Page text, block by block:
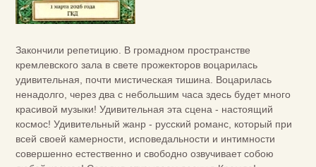
Закончили репетицию. В громадном пространстве
кремлевского зала в свете прожекторов воцарилась
удивительная, почти мистическая тишина. Воцарилась
ненадолго, через два с небольшим часа здесь будет много
красивой музыки! Удивительная эта сцена - настоящий
космос! Удивительный жанр - русский романс, который при
всей своей камерности, исповедальности и интимности
совершенно естественно и свободно озвучивает собою